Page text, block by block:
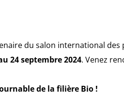
du salon international
24 septembre 2024. Venez
de la filière Bio !